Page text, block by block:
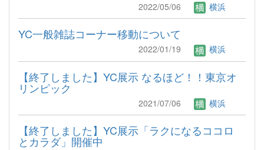
2022/05/06 横浜
YC一般雑誌コーナー移動について
2022/01/19 横浜
【終了しました】YC展示 なるほど！！東京オ
リンピック
2021/07/06 横浜
【終了しました】YC展示「ラクになるココロ
とカラダ」開催中